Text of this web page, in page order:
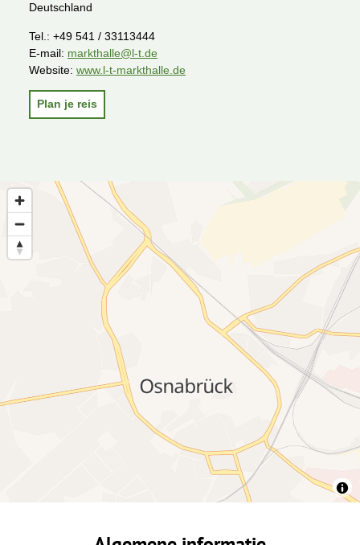
Deutschland
Tel.: +49 541 / 33113444
E-mail: markthalle@l-t.de
Website: www.l-t-markthalle.de
Plan je reis